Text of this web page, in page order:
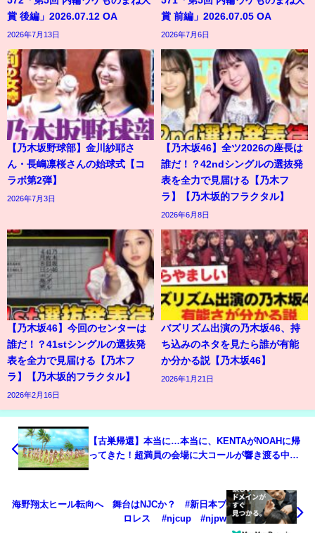
賞 後編」2026.07.12 OA
2026年7月13日
賞 前編」2026.07.05 OA
2026年7月6日
【乃木坂野球部】金川紗耶さ
ん・長嶋凛桜さんの始球式【コ
ラボ第2弾】
2026年7月3日
【乃木坂46】全ツ2026の座長は
誰だ！？42ndシングルの選抜発
表を全力で見届ける【乃木フ
ラ】【乃木坂的フラクタル】
2026年6月8日
【乃木坂46】今回のセンターは
誰だ！？41stシングルの選抜発
表を全力で見届ける【乃木フ
ラ】【乃木坂的フラクタル】
2026年2月16日
バズリズム出演の乃木坂46、持
ち込みのネタを見たら誰が有能
か分かる説【乃木坂46】
2026年1月21日
【古巣帰還】本当に…本当に、KENTAがNOAHに帰
ってきた！超満員の会場に大コールが響き渡る中、
海野翔太ヒール転向へ 舞台はNJCか？ #新日本プ
ロレス #njcup #njpw